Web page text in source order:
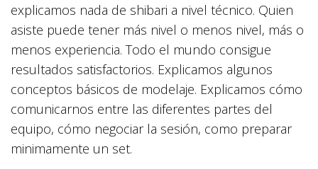
explicamos nada de shibari a nivel técnico. Quien
asiste puede tener más nivel o menos nivel, más o
menos experiencia. Todo el mundo consigue
resultados satisfactorios. Explicamos algunos
conceptos básicos de modelaje. Explicamos cómo
comunicarnos entre las diferentes partes del
equipo, cómo negociar la sesión, como preparar
minimamente un set.